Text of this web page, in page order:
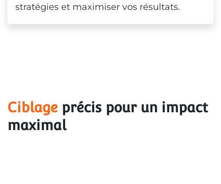
stratégies et maximiser vos résultats.
Ciblage précis pour un impact
maximal